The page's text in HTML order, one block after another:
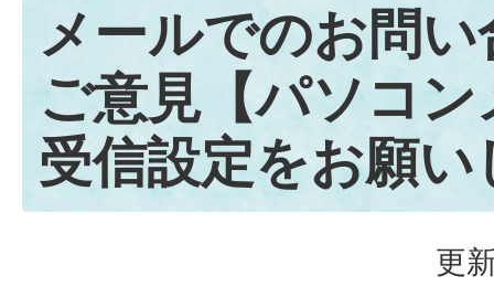
メールでのお問
ご意見【パソコ
受信設定をお願い
更